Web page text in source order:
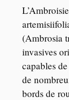
(Ambrosia
invasives
capables
de
bords de